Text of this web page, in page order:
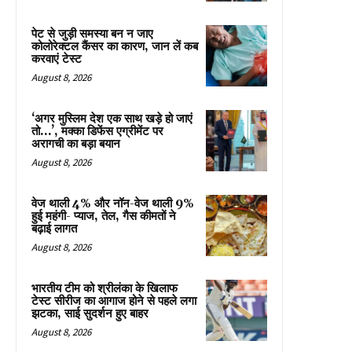
पेट से जुड़ी समस्या बन न जाए
कोलोरेक्टल कैंसर का कारण, जान लें कब
करवाएं टेस्ट
August 8, 2026
‘अगर मुस्लिम देश एक साथ खड़े हो जाएं
तो…’, मक्का डिफेंस एग्रीमेंट पर
अरागची का बड़ा बयान
August 8, 2026
वेज थाली 4% और नॉन-वेज थाली 9%
हुई महंगी- प्याज, तेल, गैस कीमतों ने
बढ़ाई लागत
August 8, 2026
भारतीय टीम को श्रीलंका के खिलाफ
टेस्ट सीरीज का आगाज होने से पहले लगा
झटका, साई सुदर्शन हुए बाहर
August 8, 2026